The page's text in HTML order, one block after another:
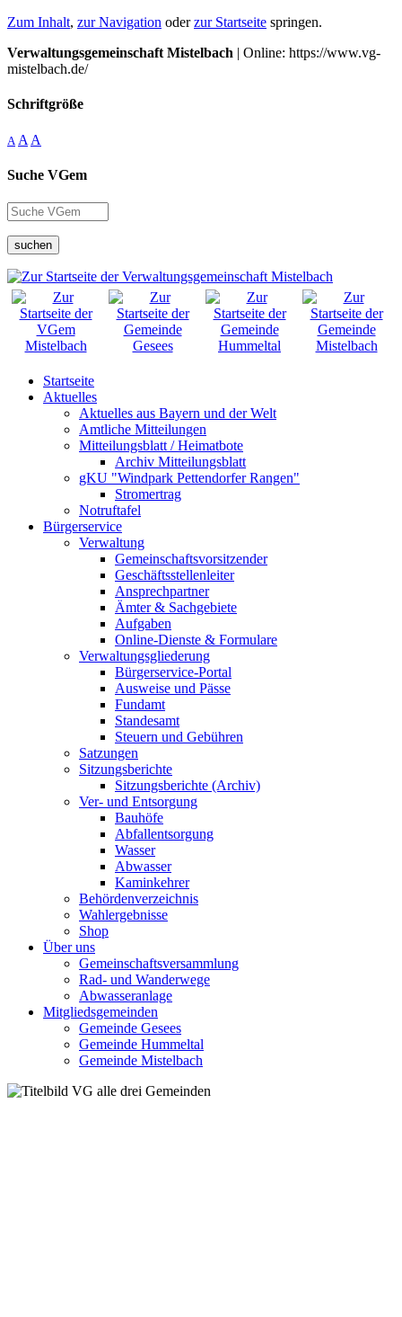
Zum Inhalt, zur Navigation oderzur Startseite springen.
Verwaltungsgemeinschaft Mistelbach | Online: https://www.vg-
mistelbach.de/
Schriftgröße
A A A
Suche VGem
suchen
Startseite
Aktuelles
Aktuelles aus Bayern und der Welt
Amtliche Mitteilungen
Mitteilungsblatt / Heimatbote
Archiv Mitteilungsblatt
gKU "Windpark Pettendorfer Rangen"
Stromertrag
Notruftafel
Bürgerservice
Verwaltung
Gemeinschaftsvorsitzender
Geschäftsstellenleiter
Ansprechpartner
Ämter & Sachgebiete
Aufgaben
Online-Dienste & Formulare
Verwaltungsgliederung
Bürgerservice-Portal
Ausweise und Pässe
Fundamt
Standesamt
Steuern und Gebühren
Satzungen
Sitzungsberichte
Sitzungsberichte (Archiv)
Ver- und Entsorgung
Bauhöfe
Abfallentsorgung
Wasser
Abwasser
Kaminkehrer
Behördenverzeichnis
Wahlergebnisse
Shop
Über uns
Gemeinschaftsversammlung
Rad- und Wanderwege
Abwasseranlage
Mitgliedsgemeinden
Gemeinde Gesees
Gemeinde Hummeltal
Gemeinde Mistelbach